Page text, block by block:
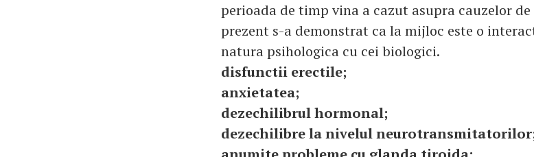
perioada de timp vina a cazut asupra cauzelor
prezent s-a demonstrat ca la mijloc este o
natura psihologica cu cei biologici.
disfunctii erectile;
anxietatea;
dezechilibrul hormonal;
dezechilibre la nivelul